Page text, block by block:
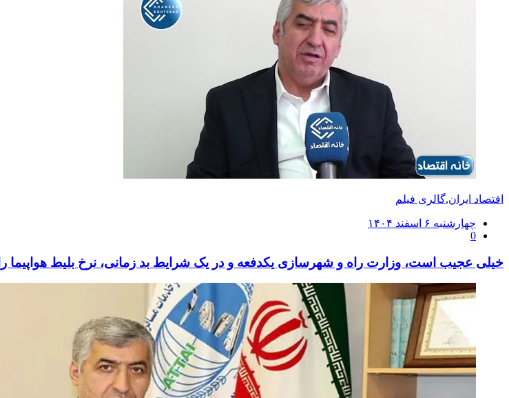
اقتصاد ایران,گالری فیلم
ارسال
شده
چهارشنبه ۶ اسفند ۱۴۰۴
0
خیلی عجیب است، وزارت راه و شهرسازی یکدفعه و در یک شرایط بد زمانی، نرخ بلیط هواپیما را ۴۰ تا ۵۰ درصد و نرخ بلیط جاده‌ای و ریلی را ۲۵ درصد بالا برد!